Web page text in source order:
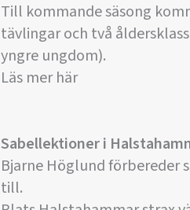
Till kommande säsong
tävlingar och två
yngre ungdom).
Läs mer här
Sabellektioner i
Bjarne Höglund förbereder
till.